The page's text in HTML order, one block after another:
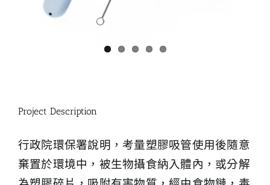
Project Description
行政院環保署說明，考量塑膠吸管使用後隨意
棄置於環境中，被生物攝食納入體內，或分解